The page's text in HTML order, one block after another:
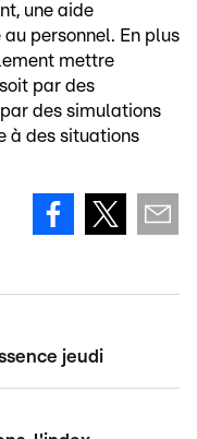
une aide
personnel. En plus
mettre
par des
des simulations
à des situations
jeudi